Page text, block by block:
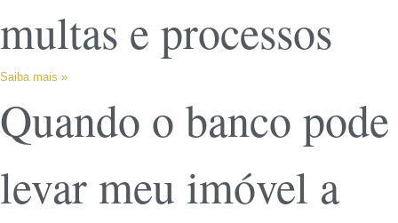
multas e processos
Saiba mais »
Quando o banco pode
levar meu imóvel a